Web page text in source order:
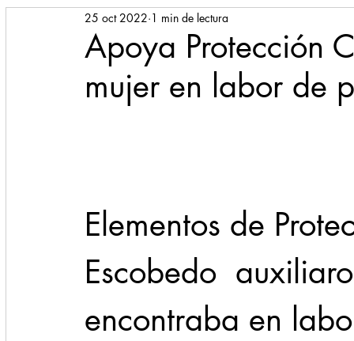
Santa Catarina San Pedro Garza Garcia
Espectaculos Clima Principal Salud
Seguridad 31abr
Apoya Protección
mujer en labor de
25 oct 2022 1 min de lectura
Elementos de
Escobedo
encontraba en